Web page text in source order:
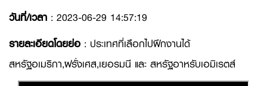
วันที่/เวลา : 2023-06-29 14:57:19
รายละเอียดโดยย่อ : ประเทศที่เลือกไปฝึกงานได้
สหรัฐอเมริกา,ฝรั่งเศส,เยอรมนี และ สหรัฐอาหรับเอมิเรตส์